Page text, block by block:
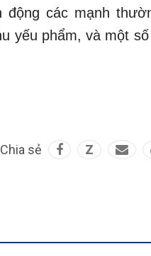
các mạnh
yếu phẩm, và một
Chia sẻ Z